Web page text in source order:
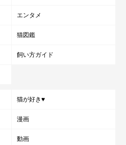
エンタメ
猫図鑑
飼い方ガイド
猫が好き♥
漫画
動画